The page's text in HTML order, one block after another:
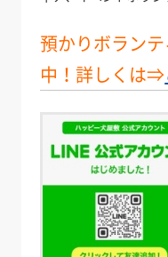
預かりボランテ
中！詳しくは⇒